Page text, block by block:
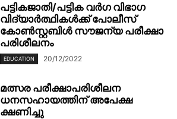
പട്ടികജാതി/പട്ടിക വര്‍ഗ വിഭാഗ
വിദ്യാര്‍ത്ഥികള്‍ക്ക് പോലീസ്
കോണ്‍സ്റ്റബിള്‍ സൗജന്യ പരീക്ഷാ
പരിശീലനം
EDUCATION 20/12/2022
മത്സര പരീക്ഷാപരിശീലന
ധനസഹായത്തിന് അപേക്ഷ
ക്ഷണിച്ചു